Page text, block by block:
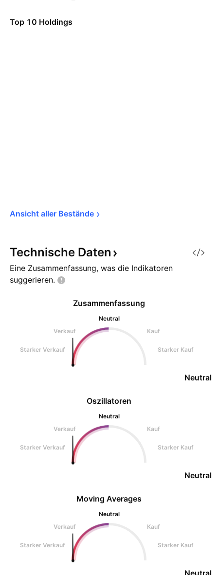
Top 10 Holdings
Ansicht aller Bestände
Technische Daten
Eine Zusammenfassung, was die Indikatoren
suggerieren.
Oszillatoren
Neutral
Verkauf
Kauf
Starker Verkauf Starker Kauf
Neutral
Zusammenfassung
Neutral
Verkauf
Kauf
Starker Verkauf Starker Kauf
Neutral
Moving Averages
Neutral
Verkauf
Kauf
Starker Verkauf Starker Kauf
Neutral